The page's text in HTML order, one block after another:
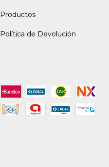
Productos
Política de Devolución